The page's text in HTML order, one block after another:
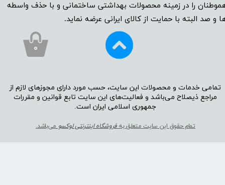
را در زمینه‌‌‌ محصولات بهداشتی ساختمانی و با حذف واسطه
و صد البته با حمایت از کالای ایرانی عرضه نماید.
تمامی خدمات و محصولات این سایت، حسب مورد دارای مجوز‌‌‌‌های لازم از
مراجع ذیصلاح می‌باشد و فعالیت‌‌‌‌های این سایت تابع قوانین و مقررات
جمهوری اسلامی ایران است.​​​​​​​
تمام حقوق این سایت متعلق بهفروشگاه اینترنتی لوکسومی‌باشد.
۰